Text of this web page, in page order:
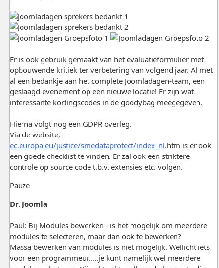
Er is ook gebruik gemaakt van het evaluatieformulier met
opbouwende kritiek ter verbetering van volgend jaar. Al met
al een bedankje aan het complete Joomladagen-team, een
geslaagd evenement op een nieuwe locatie! Er zijn wat
interessante kortingscodes in de goodybag meegegeven.
Hierna volgt nog een GDPR overleg.
Via de website;
ec.europa.eu/justice/smedataprotect/index_nl.htm is er ook
een goede checklist te vinden. Er zal ook een striktere
controle op source code t.b.v. extensies etc. volgen.
Pauze
Dr. Joomla
Paul: Bij Modules bewerken - is het mogelijk om meerdere
modules te selecteren, maar dan ook te bewerken?
Massa bewerken van modules is niet mogelijk. Wellicht iets
voor een programmeur…..je kunt namelijk wel meerdere